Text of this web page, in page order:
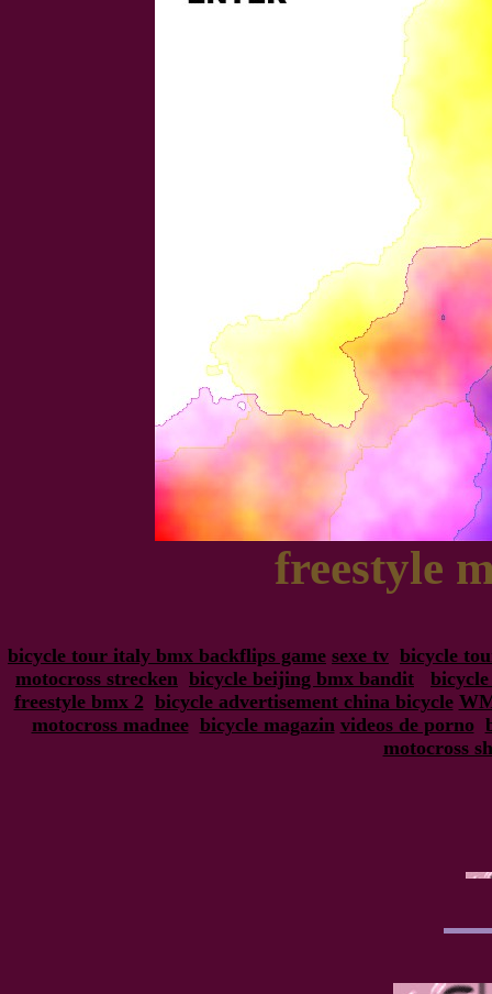
freestyle
bicycle tour italy bmx backflips game sexe tv bicycle
motocross strecken bicycle beijing bmx bandit
freestyle bmx 2 bicycle advertisement china bicycle
motocross madnee bicycle magazin videos de porno
motocross